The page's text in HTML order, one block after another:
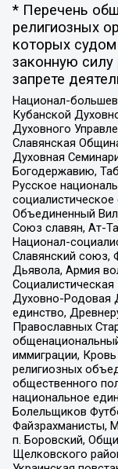
* Перечень
религиозных
которых
законную
запрете
Национал-
Кубанской
Духовного
Славянская
Духовная
Богодержавию,
Русское
Объединенный
Союз славян, Ат-
Национал-
Славянский союз,
Дьявола, Армия
Духовно-Родовая
единство,
Православных
иммиграции,
религиозных
общественного
национальное
Болельщиков
Файзрахманисты,
п. Боровский,
Щелковского